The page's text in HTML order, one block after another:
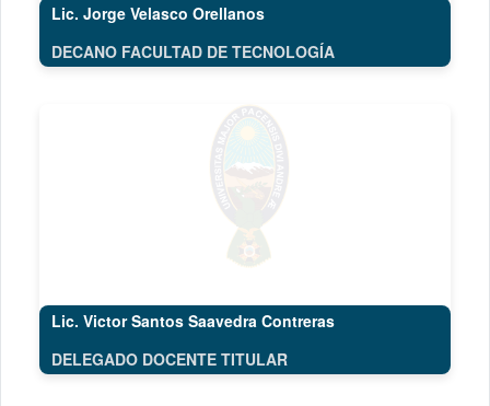
Lic. Jorge Velasco Orellanos
DECANO FACULTAD DE TECNOLOGÍA
Lic. Victor Santos Saavedra Contreras
DELEGADO DOCENTE TITULAR